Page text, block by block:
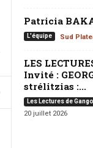
Patricia
L'équipe Sud
LES
Invité :
strélitzias :...
Les Lectures de
20 juillet 2026